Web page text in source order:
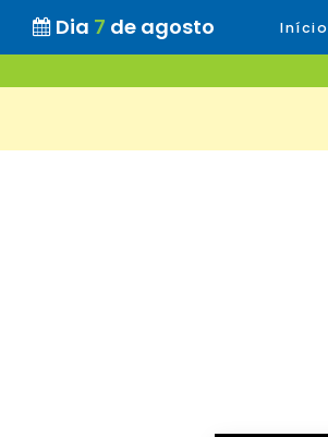
Dia 7 de agosto Início